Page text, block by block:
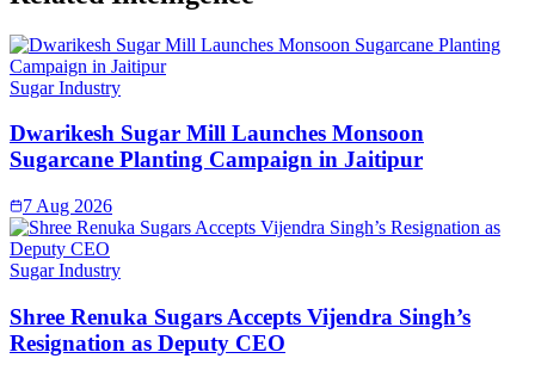
Sugar Industry
Dwarikesh Sugar Mill Launches Monsoon
Sugarcane Planting Campaign in Jaitipur
7 Aug 2026
Sugar Industry
Shree Renuka Sugars Accepts Vijendra Singh’s
Resignation as Deputy CEO